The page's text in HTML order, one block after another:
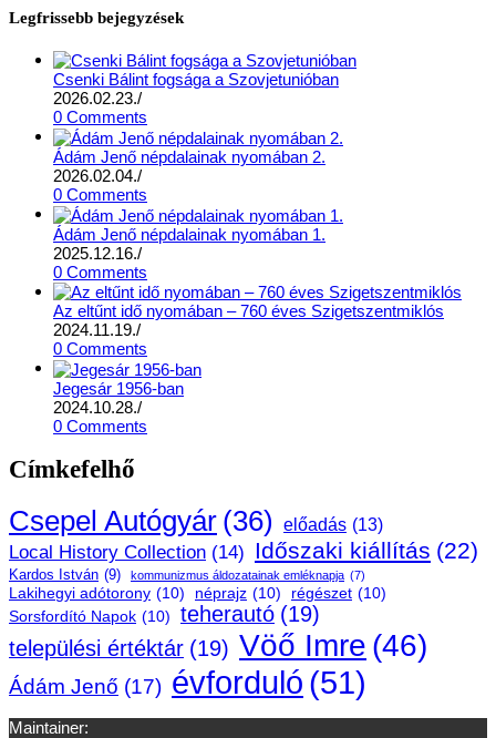
Legfrissebb bejegyzések
Csenki Bálint fogsága a Szovjetunióban
2026.02.23./
0 Comments
Ádám Jenő népdalainak nyomában 2.
2026.02.04./
0 Comments
Ádám Jenő népdalainak nyomában 1.
2025.12.16./
0 Comments
Az eltűnt idő nyomában – 760 éves Szigetszentmiklós
2024.11.19./
0 Comments
Jegesár 1956-ban
2024.10.28./
0 Comments
Címkefelhő
Csepel Autógyár (36) előadás (13)
Local History Collection (14) Időszaki kiállítás (22)
Kardos István (9) kommunizmus áldozatainak emléknapja (7)
Lakihegyi adótorony (10) néprajz (10) régészet (10)
Sorsfordító Napok (10) teherautó (19)
települési értéktár (19) Vöő Imre (46)
Ádám Jenő (17) évforduló (51)
Maintainer: